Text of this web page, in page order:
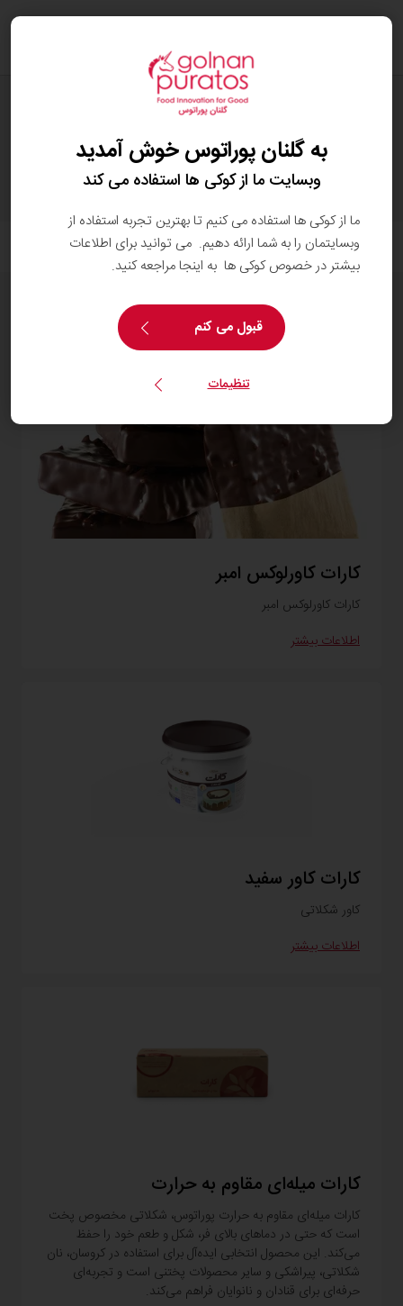
فیلتر
کارات کاورلوکس امبر
کارات کاورلوکس امبر
اطلاعات بیشتر
کارات کاور سفید
کاور شکلاتی
اطلاعات بیشتر
کارات میله‌ای مقاوم به حرارت
کارات میله‌ای مقاوم به حرارت پوراتوس، شکلاتی مخصوص پخت
است که حتی در دماهای بالای فر، شکل و طعم خود را حفظ
می‌کند. این محصول انتخابی ایده‌آل برای استفاده در کروسان، نان
شکلاتی، پیراشکی و سایر محصولات پختنی است و تجربه‌ای
حرفه‌ای برای قنادان و نانوایان فراهم می‌کند.
به گلنان پوراتوس خوش آمدید
وبسایت ما از کوکی ها استفاده می کند
ما از کوکی ها استفاده می کنیم تا بهترین تجربه استفاده از
وبسایتمان را به شما ارائه دهیم. می توانید برای اطلاعات
بیشتر در خصوص کوکی ها به اینجا مراجعه کنید.
قبول می کنم
تنظیمات